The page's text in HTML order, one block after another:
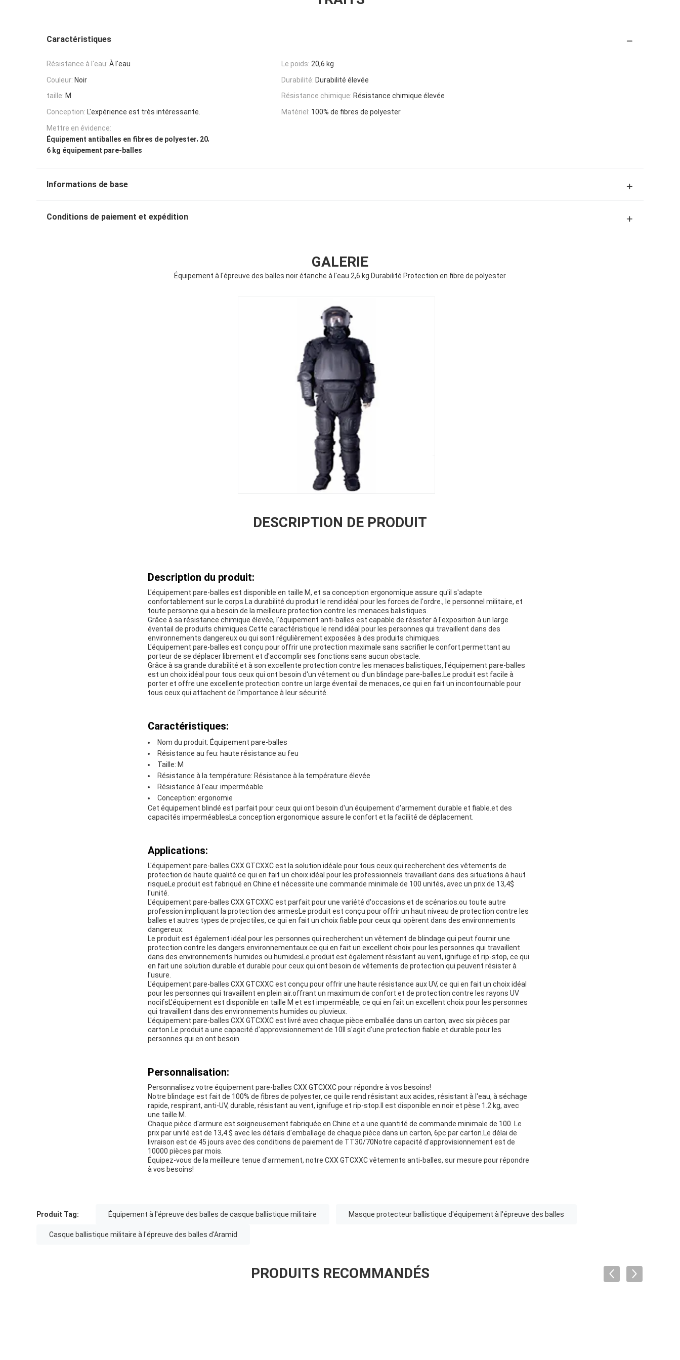
Caractéristiques
Résistance à l'eau: À l'eau Le poids: 20,6 kg
Couleur: Noir Durabilité: Durabilité élevée
taille: M Résistance chimique: Résistance chimique élevée
Conception: L'expérience est très intéressante. Matériel: 100% de fibres de polyester
Mettre en évidence:
Équipement antiballes en fibres de polyester, 20,
6 kg équipement pare-balles
Informations de base
Conditions de paiement et expédition
GALERIE
Équipement à l'épreuve des balles noir étanche à l'eau 2,6 kg Durabilité Protection en fibre de polyester
DESCRIPTION DE PRODUIT
Description du produit:
L'équipement pare-balles est disponible en taille M, et sa conception ergonomique assure qu'il s'adapte
confortablement sur le corps.La durabilité du produit le rend idéal pour les forces de l'ordre., le personnel militaire, et
toute personne qui a besoin de la meilleure protection contre les menaces balistiques.
Grâce à sa résistance chimique élevée, l'équipement anti-balles est capable de résister à l'exposition à un large
éventail de produits chimiques.Cette caractéristique le rend idéal pour les personnes qui travaillent dans des
environnements dangereux ou qui sont régulièrement exposées à des produits chimiques.
L'équipement pare-balles est conçu pour offrir une protection maximale sans sacrifier le confort.permettant au
porteur de se déplacer librement et d'accomplir ses fonctions sans aucun obstacle.
Grâce à sa grande durabilité et à son excellente protection contre les menaces balistiques, l'équipement pare-balles
est un choix idéal pour tous ceux qui ont besoin d'un vêtement ou d'un blindage pare-balles.Le produit est facile à
porter et offre une excellente protection contre un large éventail de menaces, ce qui en fait un incontournable pour
tous ceux qui attachent de l'importance à leur sécurité.
Caractéristiques:
Nom du produit: Équipement pare-balles
Résistance au feu: haute résistance au feu
Taille: M
Résistance à la température: Résistance à la température élevée
Résistance à l'eau: imperméable
Conception: ergonomie
Cet équipement blindé est parfait pour ceux qui ont besoin d'un équipement d'armement durable et fiable.et des
capacités imperméablesLa conception ergonomique assure le confort et la facilité de déplacement.
Applications:
L'équipement pare-balles CXX GTCXXC est la solution idéale pour tous ceux qui recherchent des vêtements de
protection de haute qualité.ce qui en fait un choix idéal pour les professionnels travaillant dans des situations à haut
risqueLe produit est fabriqué en Chine et nécessite une commande minimale de 100 unités, avec un prix de 13,4$
l'unité.
L'équipement pare-balles CXX GTCXXC est parfait pour une variété d'occasions et de scénarios.ou toute autre
profession impliquant la protection des armesLe produit est conçu pour offrir un haut niveau de protection contre les
balles et autres types de projectiles, ce qui en fait un choix fiable pour ceux qui opèrent dans des environnements
dangereux.
Le produit est également idéal pour les personnes qui recherchent un vêtement de blindage qui peut fournir une
protection contre les dangers environnementaux.ce qui en fait un excellent choix pour les personnes qui travaillent
dans des environnements humides ou humidesLe produit est également résistant au vent, ignifuge et rip-stop, ce qui
en fait une solution durable et durable pour ceux qui ont besoin de vêtements de protection qui peuvent résister à
l'usure.
L'équipement pare-balles CXX GTCXXC est conçu pour offrir une haute résistance aux UV, ce qui en fait un choix idéal
pour les personnes qui travaillent en plein air.offrant un maximum de confort et de protection contre les rayons UV
nocifsL'équipement est disponible en taille M et est imperméable, ce qui en fait un excellent choix pour les personnes
qui travaillent dans des environnements humides ou pluvieux.
L'équipement pare-balles CXX GTCXXC est livré avec chaque pièce emballée dans un carton, avec six pièces par
carton.Le produit a une capacité d'approvisionnement de 10Il s'agit d'une protection fiable et durable pour les
personnes qui en ont besoin.
Personnalisation:
Personnalisez votre équipement pare-balles CXX GTCXXC pour répondre à vos besoins!
Notre blindage est fait de 100% de fibres de polyester, ce qui le rend résistant aux acides, résistant à l'eau, à séchage
rapide, respirant, anti-UV, durable, résistant au vent, ignifuge et rip-stop.Il est disponible en noir et pèse 1.2 kg, avec
une taille M.
Chaque pièce d'armure est soigneusement fabriquée en Chine et a une quantité de commande minimale de 100. Le
prix par unité est de 13,4 $ avec les détails d'emballage de chaque pièce dans un carton, 6pc par carton.Le délai de
livraison est de 45 jours avec des conditions de paiement de TT30/70Notre capacité d'approvisionnement est de
10000 pièces par mois.
Équipez-vous de la meilleure tenue d'armement, notre CXX GTCXXC vêtements anti-balles, sur mesure pour répondre
à vos besoins!
Produit Tag: Équipement à l'épreuve des balles de casque ballistique militaire Masque protecteur ballistique d'équipement à l'épreuve des balles
Casque ballistique militaire à l'épreuve des balles d'Aramid
PRODUITS RECOMMANDÉS